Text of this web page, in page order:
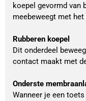
koepel gevormd van
meebeweegt met
Rubberen koepel
Dit onderdeel
contact maakt met
Onderste
Wanneer je een